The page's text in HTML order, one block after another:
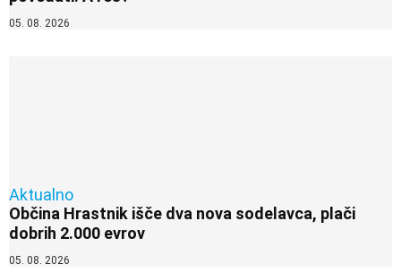
05. 08. 2026
Aktualno
Občina Hrastnik išče dva nova sodelavca, plači
dobrih 2.000 evrov
05. 08. 2026